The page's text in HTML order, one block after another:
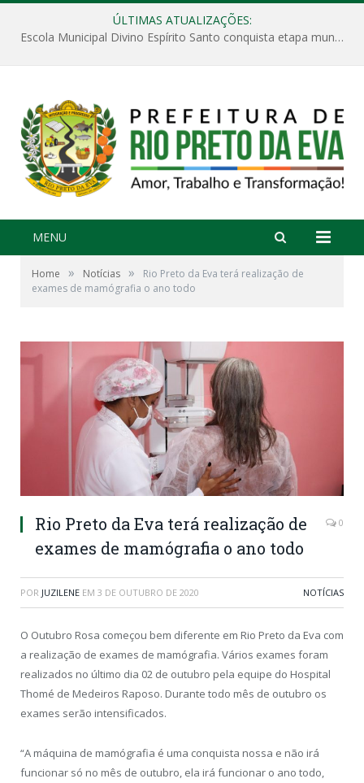
ÚLTIMAS ATUALIZAÇÕES:
Escola Municipal Divino Espírito Santo conquista etapa municipal da V Feira Amazonense de Matemática
MENU
Home » Notícias »
Rio Preto da Eva terá realização de
exames de mamógrafia o ano todo
Rio Preto da Eva terá realização de
exames de mamógrafia o ano todo
0
POR JUZILENE EM 3 DE OUTUBRO DE 2020 NOTÍCIAS
O Outubro Rosa começou bem diferente em Rio Preto da Eva com
a realização de exames de mamógrafia. Vários exames foram
realizados no último dia 02 de outubro pela equipe do Hospital
Thomé de Medeiros Raposo. Durante todo mês de outubro os
exames serão intensificados.
“A máquina de mamógrafia é uma conquista nossa e não irá
funcionar só no mês de outubro, ela irá funcionar o ano todo,